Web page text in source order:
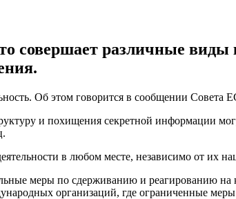
совершает различные виды
Об этом говорится в сообщении Совета
и похищения секретной информации
в любом месте, независимо от их
меры по сдерживанию и реагированию
организаций, где ограниченные